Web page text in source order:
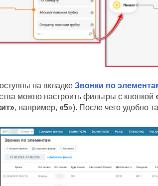
на вкладке Звонки по
можно настроить фильтры с кнопкой
, например, «5»). После чего удобно